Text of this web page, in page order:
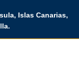
Islas Canarias,